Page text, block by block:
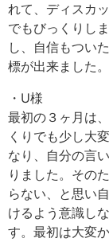
れて、ディスカ
でもびっくりし
し、自信もつい
標が出来ました。
・U様
最初の３ヶ月は
くりでも少し大
なり、自分の言
りました。その
らない、と思い
けるよう意識し
す。最初は大変